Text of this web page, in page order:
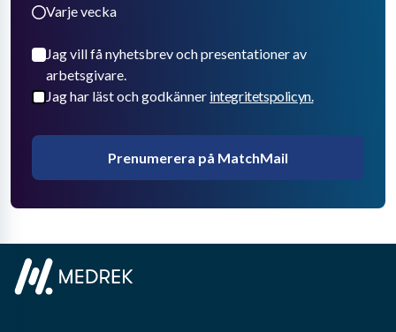
Varje vecka
Jag vill få nyhetsbrev och presentationer av
arbetsgivare.
Jag har läst och godkänner integritetspolicyn.
Prenumerera på MatchMail